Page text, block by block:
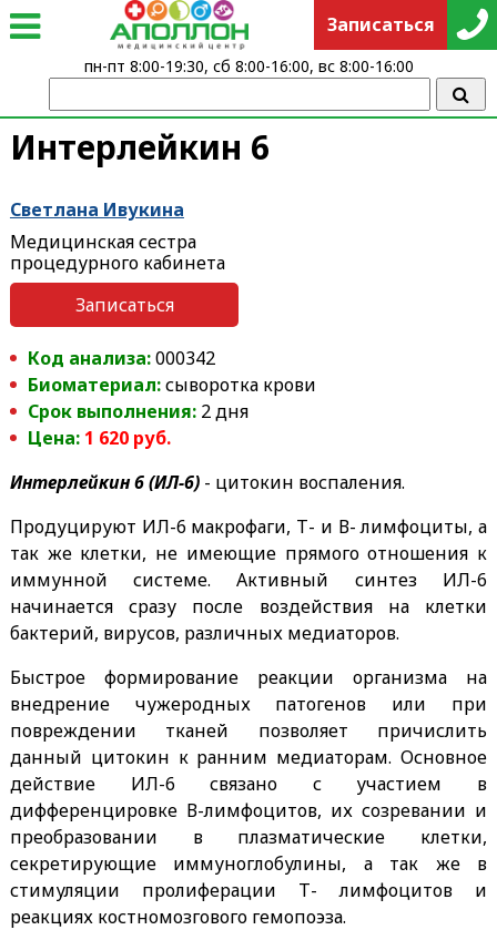
Интерлейкин 6
Светлана Ивукина
Медицинская сестра
процедурного кабинета
Записаться
Код анализа:000342
Биоматериал:сыворотка крови
Срок выполнения:2 дня
Цена: 1 620 руб.
Интерлейкин 6 (ИЛ-6)- цитокин воспаления.
Продуцируют ИЛ-6 макрофаги, Т- и В- лимфоциты, а
так же клетки, не имеющие прямого отношения к
иммунной системе. Активный синтез ИЛ-6
начинается сразу после воздействия на клетки
бактерий, вирусов, различных медиаторов.
Быстрое формирование реакции организма на
внедрение чужеродных патогенов или при
повреждении тканей позволяет причислить
данный цитокин к ранним медиаторам. Основное
действие ИЛ-6 связано с участием в
дифференцировке В-лимфоцитов, их созревании и
преобразовании в плазматические клетки,
секретирующие иммуноглобулины, а так же в
стимуляции пролиферации Т- лимфоцитов и
реакциях костномозгового гемопоэза.
Записаться
пн-пт 8:00-19:30, сб 8:00-16:00, вс 8:00-16:00